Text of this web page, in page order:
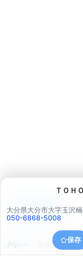
ＴＯＨ
大分県大分市大字玉沢
050-6868-5008
保存
大分県大分市大
アプリで見る